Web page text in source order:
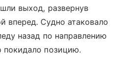
выход, развернув
вперед. Судно атаковало
назад по направлению
покидало позицию.